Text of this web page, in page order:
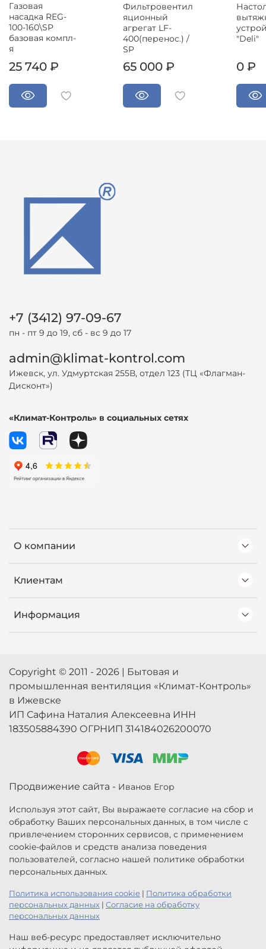
Газовая
насадка REG-
100-160\SP
базовая компл-
я
25 740 ₽
Фильтровентил
яционный
агрегат LF-
400(перенос.) /
SP
65 000 ₽
"Deli"
0 ₽
О компании
Клиентам
Информация
+7 (3412) 97-09-67
пн - пт 9 до 19, сб - вс 9 до 17
admin@klimat-kontrol.com
Ижевск, ул. Удмуртская 255В, отдел 123 (ТЦ «Флагман-
Дисконт»)
«Климат-Контроль» в социальных сетях
Copyright © 2011 - 2026 | Бытовая и
промышленная вентиляция «Климат-Контроль»
в Ижевске
ИП Сафина Наталия Алексеевна ИНН
183505884390 ОГРНИП 314184026200070
Продвижение сайта - Иванов Егор
Используя этот сайт, Вы выражаете согласие на сбор и
обработку Ваших персональных данных, в том числе с
привлечением сторонних сервисов, с применением
cookie-файлов и средств анализа поведения
пользователей, согласно нашей политике обработки
персональных данных.
Политика использования cookie | Политика обработки
персональных данных | Согласие на обработку
персональных данных
Наш веб-ресурс предоставляет исключительно